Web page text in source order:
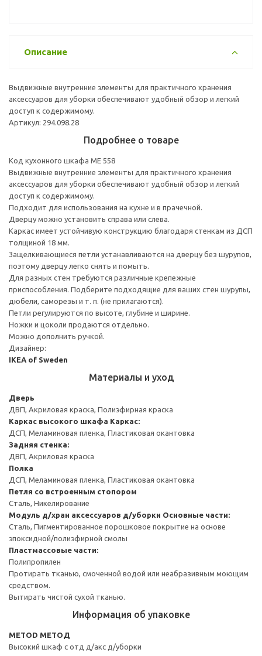
Описание
Выдвижные внутренние элементы для практичного хранения
аксессуаров для уборки обеспечивают удобный обзор и легкий
доступ к содержимому.
Артикул: 294.098.28
Подробнее о товаре
Код кухонного шкафа ME 558
Выдвижные внутренние элементы для практичного хранения
аксессуаров для уборки обеспечивают удобный обзор и легкий
доступ к содержимому.
Подходит для использования на кухне и в прачечной.
Дверцу можно установить справа или слева.
Каркас имеет устойчивую конструкцию благодаря стенкам из ДСП
толщиной 18 мм.
Защелкивающиеся петли устанавливаются на дверцу без шурупов,
поэтому дверцу легко снять и помыть.
Для разных стен требуются различные крепежные
приспособления. Подберите подходящие для ваших стен шурупы,
дюбели, саморезы и т. п. (не прилагаются).
Петли регулируются по высоте, глубине и ширине.
Ножки и цоколи продаются отдельно.
Можно дополнить ручкой.
Дизайнер:
IKEA of Sweden
Материалы и уход
Дверь
ДВП, Акриловая краска, Полиэфирная краска
Каркас высокого шкафа Каркас:
ДСП, Меламиновая пленка, Пластиковая окантовка
Задняя стенка:
ДВП, Акриловая краска
Полка
ДСП, Меламиновая пленка, Пластиковая окантовка
Петля со встроенным стопором
Сталь, Никелирование
Модуль д/хран аксессуаров д/уборки Основные части:
Сталь, Пигментированное порошковое покрытие на основе
эпоксидной/полиэфирной смолы
Пластмассовые части:
Полипропилен
Протирать тканью, смоченной водой или неабразивным моющим
средством.
Вытирать чистой сухой тканью.
Информация об упаковке
METOD МЕТОД
Высокий шкаф с отд д/акс д/уборки